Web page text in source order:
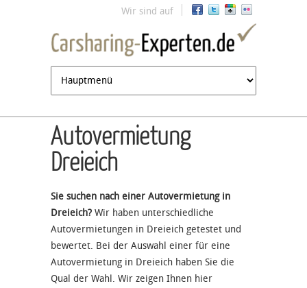
Jump to navigation
Wir sind auf
Autovermietung
Dreieich
Sie suchen nach einer Autovermietung in
Dreieich? Wir haben unterschiedliche
Autovermietungen in Dreieich getestet und
bewertet. Bei der Auswahl einer für eine
Autovermietung in Dreieich haben Sie die
Qual der Wahl. Wir zeigen Ihnen hier